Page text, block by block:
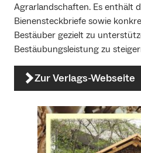
Agrarlandschaften. Es enthält
Bienensteckbriefe sowie
Bestäuber gezielt zu
Bestäubungsleistung zu
Zur Verlags-Webseite